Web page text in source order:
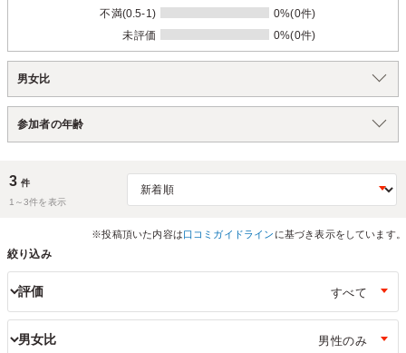
不満(0.5-1)
0%(0件)
未評価
0%(0件)
男女比
参加者の年齢
3 件
1～3件を表示
※投稿頂いた内容は口コミガイドライン に基づき表示をしています。
絞り込み
評価
男女比